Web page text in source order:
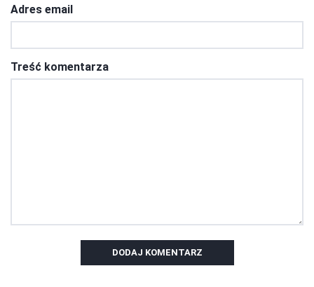
Adres email
Treść komentarza
DODAJ KOMENTARZ